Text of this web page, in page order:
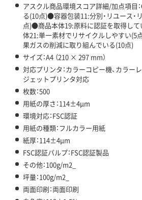
アスクル商品環境スコア詳細/加点項目
る(10点)●容器包装11:分別・リユース・
点)●商品本体19:原料に認証を取得し
体21:単一素材でリサイクルしやすい(5
果ガスの削減に取り組んでいる(10点)
サイズ：A4 （210 × 297 mm）
対応プリンタ：カラーコピー機、カラー
ジェットプリンタ対応
枚数：500
用紙の厚さ：114±4μm
環境対応：FSC認証
用紙の種類：フルカラー用紙
紙厚：114±4μm
FSC認証パルプ：FSC認証製品
その他：100g/m2_
坪量：100g/m2_
両面印刷：両面印刷